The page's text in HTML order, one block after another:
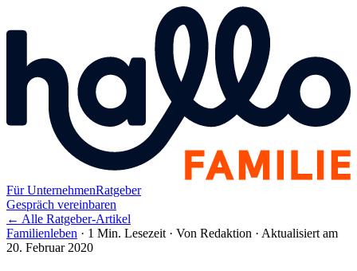
Für UnternehmenRatgeber
Gespräch vereinbaren
← Alle Ratgeber-Artikel
Familienleben · 1 Min. Lesezeit · Von Redaktion · Aktualisiert am
20. Februar 2020